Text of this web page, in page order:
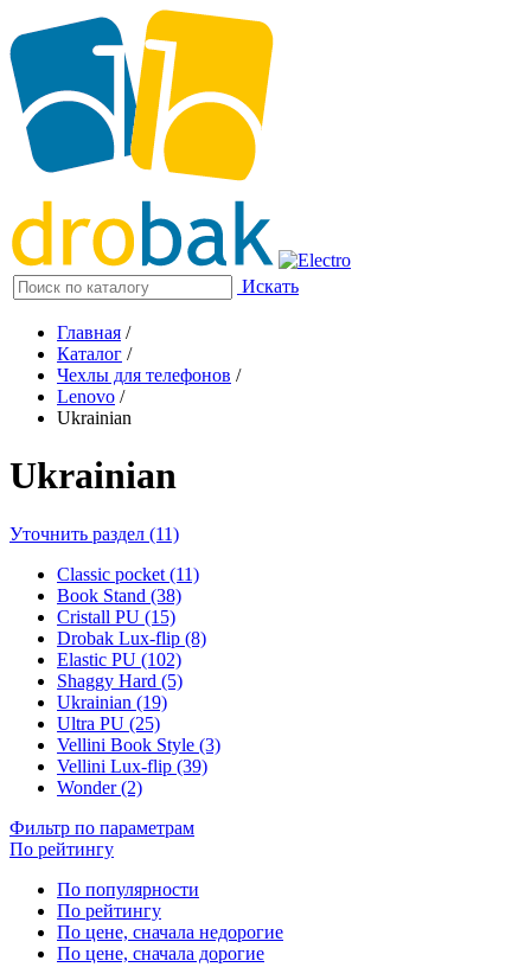
Искать
Главная /
Каталог /
Чехлы для телефонов /
Lenovo /
Ukrainian
Ukrainian
Уточнить раздел (11)
Classic pocket (11)
Book Stand (38)
Cristall PU (15)
Drobak Lux-flip (8)
Elastic PU (102)
Shaggy Hard (5)
Ukrainian (19)
Ultra PU (25)
Vellini Book Style (3)
Vellini Lux-flip (39)
Wonder (2)
Фильтр по параметрам
По рейтингу
По популярности
По рейтингу
По цене, сначала недорогие
По цене, сначала дорогие